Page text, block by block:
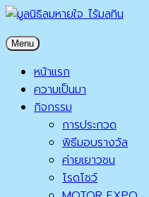
Skip
content
มูลนิธิลมหายใจ ไร้มลทิน
มูลนิธิลมหายใจ ไร้มลทิน
Menu
หน้าแรก
ความเป็นมา
กิจกรรม
การประกวด
พิธีมอบรางวัล
ค่ายเยาวชน
โรดโชว์